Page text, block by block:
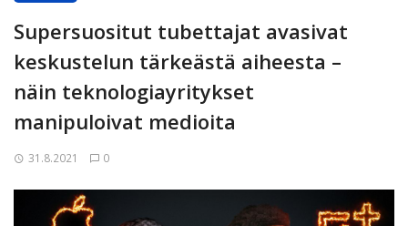
Supersuositut tubettajat avasivat
keskustelun tärkeästä aiheesta –
näin teknologiayritykset
manipuloivat medioita
31.8.2021 0